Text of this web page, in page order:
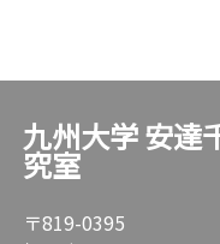
九州大学 安
究室
〒819-0395